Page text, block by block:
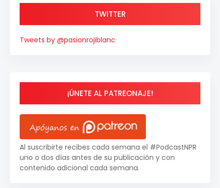
TWITTER
Tweets by @pasionrojiblanc
¡ÚNETE AL PATREONAJE!
Al suscribirte recibes cada semana el #PodcastNPR
uno o dos días antes de su publicación y con
contenido adicional cada semana.